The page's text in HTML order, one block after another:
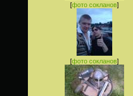
[фото сокланов]
[фото сокланов]